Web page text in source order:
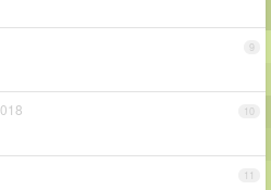
9
10
11